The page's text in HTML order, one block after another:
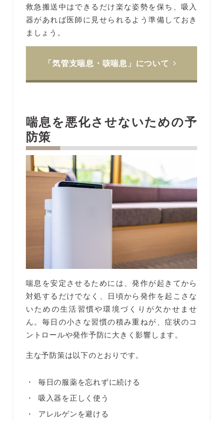
救急搬送中はできるだけ楽な姿勢を保ち、吸入
器があれば医師に見せられるよう準備しておき
ましょう。
「気管支喘息・咳喘息」について
喘息を悪化させないための予
防策
喘息を安定させるためには、発作が起きてから
対処するだけでなく、日頃から発作を起こさな
いための生活習慣や環境づくりが欠かせませ
ん。毎日の小さな習慣の積み重ねが、症状のコ
ントロールや発作予防に大きく影響します。
主な予防策は以下のとおりです。
毎日の服薬を忘れずに続ける
吸入器を正しく使う
アレルゲンを避ける